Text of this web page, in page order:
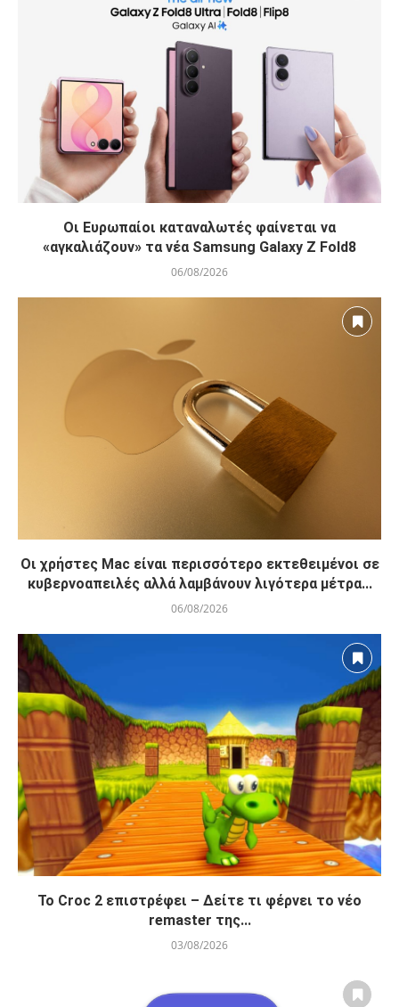
Οι Ευρωπαίοι καταναλωτές φαίνεται να
«αγκαλιάζουν» τα νέα Samsung Galaxy Z Fold8
06/08/2026
Οι χρήστες Mac είναι περισσότερο εκτεθειμένοι σε
κυβερνοαπειλές αλλά λαμβάνουν λιγότερα μέτρα...
06/08/2026
Το Croc 2 επιστρέφει – Δείτε τι φέρνει το νέο
remaster της...
03/08/2026